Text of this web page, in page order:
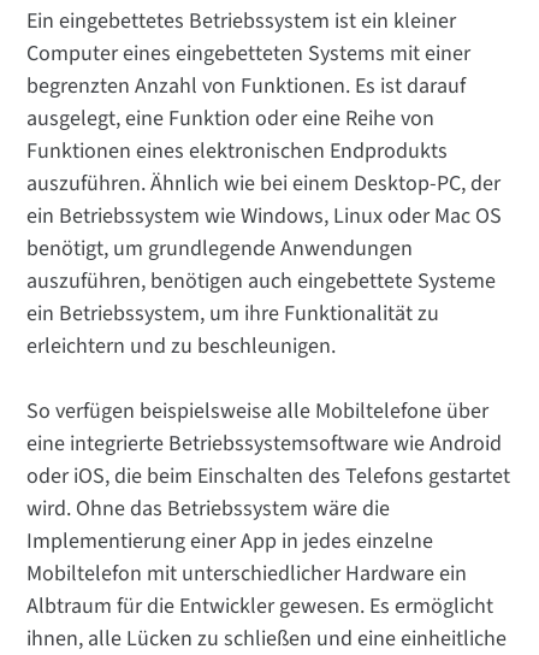
Ein eingebettetes Betriebssystem ist ein kleiner
Computer eines eingebetteten Systems mit einer
begrenzten Anzahl von Funktionen. Es ist darauf
ausgelegt, eine Funktion oder eine Reihe von
Funktionen eines elektronischen Endprodukts
auszuführen. Ähnlich wie bei einem Desktop-PC, der
ein Betriebssystem wie Windows, Linux oder Mac OS
benötigt, um grundlegende Anwendungen
auszuführen, benötigen auch eingebettete Systeme
ein Betriebssystem, um ihre Funktionalität zu
erleichtern und zu beschleunigen.
So verfügen beispielsweise alle Mobiltelefone über
eine integrierte Betriebssystemsoftware wie Android
oder iOS, die beim Einschalten des Telefons gestartet
wird. Ohne das Betriebssystem wäre die
Implementierung einer App in jedes einzelne
Mobiltelefon mit unterschiedlicher Hardware ein
Albtraum für die Entwickler gewesen. Es ermöglicht
ihnen, alle Lücken zu schließen und eine einheitliche